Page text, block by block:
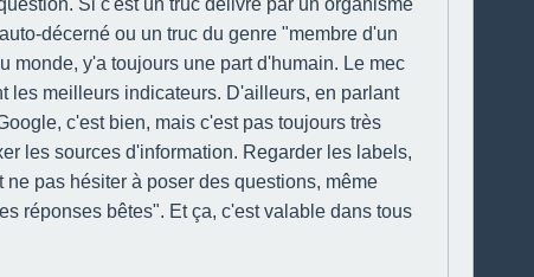
Si c'est un truc délivré par un organisme
décerné ou un truc du genre "membre d'un
monde, y'a toujours une part d'humain. Le mec
les meilleurs indicateurs. D'ailleurs, en parlant
c'est bien, mais c'est pas toujours très
les sources d'information. Regarder les labels,
pas hésiter à poser des questions, même
réponses bêtes". Et ça, c'est valable dans tous